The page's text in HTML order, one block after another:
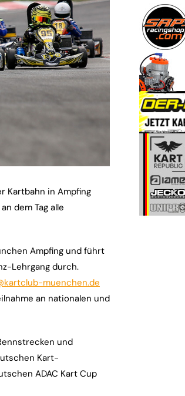
Kartbahn in Ampfing
dem Tag alle
Ampfing und führt
Lehrgang durch.
muenchen.de
an nationalen und
und
Kart-
ADAC Kart Cup